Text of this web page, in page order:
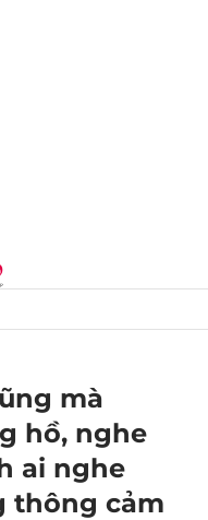
mà
hồ, nghe
ai nghe
thông cảm